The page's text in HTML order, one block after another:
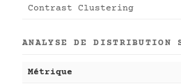
Contrast Clustering
ANALYSE DE DISTRIBUTION
Métrique